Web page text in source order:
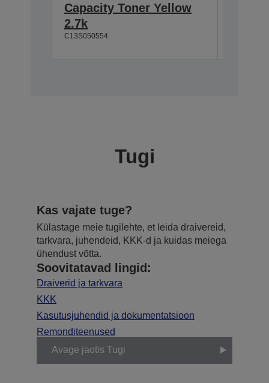
Capacity Toner Yellow
2.7k
C13S050554
Tugi
Kas vajate tuge?
Külastage meie tugilehte, et leida draivereid,
tarkvara, juhendeid, KKK-d ja kuidas meiega
ühendust võtta.
Soovitatavad lingid:
Draiverid ja tarkvara
KKK
Kasutusjuhendid ja dokumentatsioon
Remonditeenused
Avage jaotis Tugi